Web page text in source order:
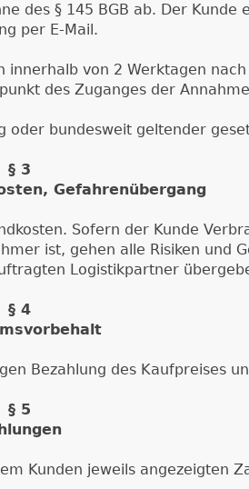
des § 145 BGB ab. Der
per E-Mail.
von 2 Werktagen
des Zuganges der
bundesweit geltender
§ 3
Gefahrenübergang
Sofern der Kunde
ist, gehen alle Risiken und
Logistikpartner
§ 4
Bezahlung des Kaufpreises
§ 5
Kunden jeweils angezeigten